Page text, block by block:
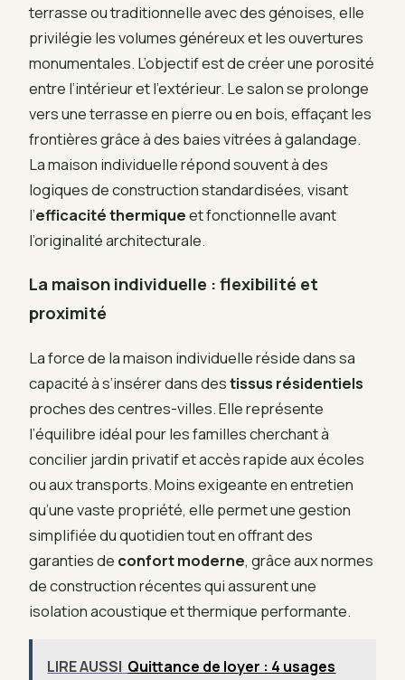
terrasse ou traditionnelle avec des génoises, elle
privilégie les volumes généreux et les ouvertures
monumentales. L’objectif est de créer une porosité
entre l’intérieur et l’extérieur. Le salon se prolonge
vers une terrasse en pierre ou en bois, effaçant les
frontières grâce à des baies vitrées à galandage.
La maison individuelle répond souvent à des
logiques de construction standardisées, visant
l’efficacité thermiqueet fonctionnelle avant
l’originalité architecturale.
La maison individuelle : flexibilité et
proximité
La force de la maison individuelle réside dans sa
capacité à s’insérer dans destissus résidentiels
proches des centres-villes. Elle représente
l’équilibre idéal pour les familles cherchant à
concilier jardin privatif et accès rapide aux écoles
ou aux transports. Moins exigeante en entretien
qu’une vaste propriété, elle permet une gestion
simplifiée du quotidien tout en offrant des
garanties de confort moderne, grâce aux normes
de construction récentes qui assurent une
isolation acoustique et thermique performante.
LIRE AUSSI Quittance de loyer : 4 usages